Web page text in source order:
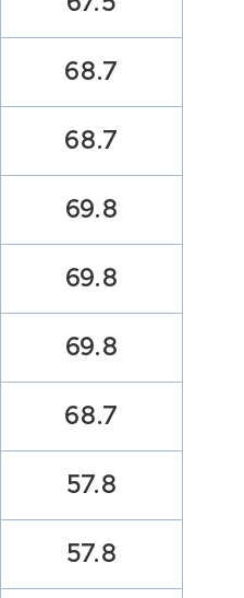
68.7
68.7
69.8
69.8
69.8
68.7
57.8
57.8